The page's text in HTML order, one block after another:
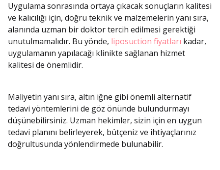
Uygulama sonrasında ortaya çıkacak sonuçların kalitesi
ve kalıcılığı için, doğru teknik ve malzemelerin yanı sıra,
alanında uzman bir doktor tercih edilmesi gerektiği
unutulmamalıdır. Bu yönde, liposuction fiyatları kadar,
uygulamanın yapılacağı klinikte sağlanan hizmet
kalitesi de önemlidir.
Maliyetin yanı sıra, altın iğne gibi önemli alternatif
tedavi yöntemlerini de göz önünde bulundurmayı
düşünebilirsiniz. Uzman hekimler, sizin için en uygun
tedavi planını belirleyerek, bütçeniz ve ihtiyaçlarınız
doğrultusunda yönlendirmede bulunabilir.